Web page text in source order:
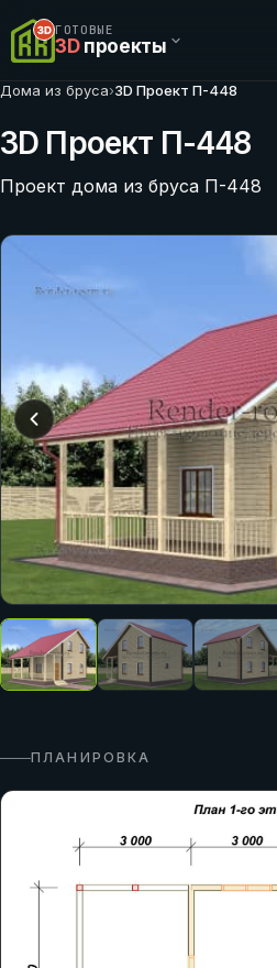
ГОТОВЫЕ
3Dпроекты
Дома из бруса›3D Проект П-448
3D Проект П-448
Проект дома из бруса П-448
ПЛАНИРОВКА